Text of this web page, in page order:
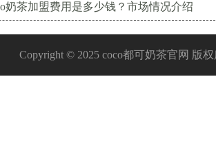
奶茶加盟费用是多少钱？市场情况介绍
Copyright © 2025 coco都可奶茶官网 版